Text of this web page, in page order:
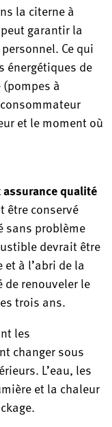
la citerne à
garantir la
Ce qui
énergétiques de
(pompes à
et le moment où
qualité
être conservé
sans problème
devrait être
à l’abri de la
de renouveler le
trois ans.
les
changer sous
L’eau, les
et la chaleur